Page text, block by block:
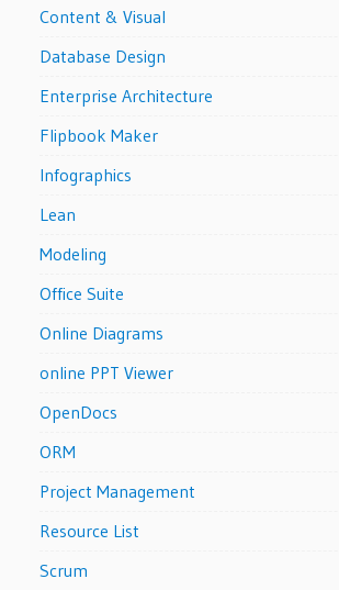
Content & Visual
Database Design
Enterprise Architecture
Flipbook Maker
Infographics
Lean
Modeling
Office Suite
Online Diagrams
online PPT Viewer
OpenDocs
ORM
Project Management
Resource List
Scrum